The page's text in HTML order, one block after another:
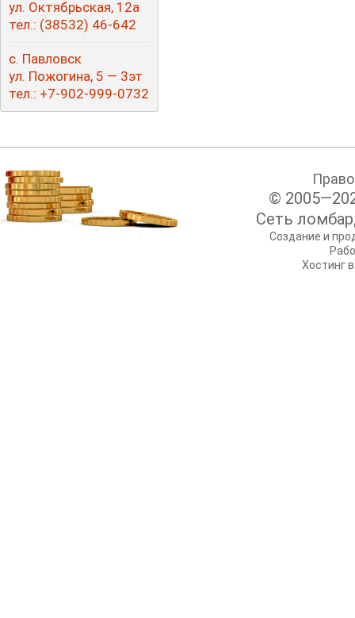
ул. Октябрьская, 12а
тел.: (38532) 46-642
с. Павловск
ул. Пожогина, 5 — 3эт
тел.: +7-902-999-0732
©
Сеть
Создание и
Хостинг